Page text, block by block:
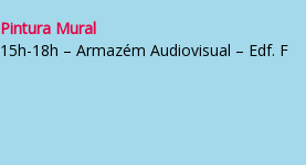
Pintura Mural
15h-18h – Armazém Audiovisual – Edf. F